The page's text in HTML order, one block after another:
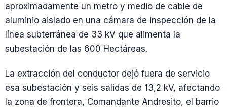
aproximadamente un metro y medio de cable de
aluminio aislado en una cámara de inspección de la
línea subterránea de 33 kV que alimenta la
subestación de las 600 Hectáreas.
La extracción del conductor dejó fuera de servicio
esa subestación y seis salidas de 13,2 kV, afectando
la zona de frontera, Comandante Andresito, el barrio